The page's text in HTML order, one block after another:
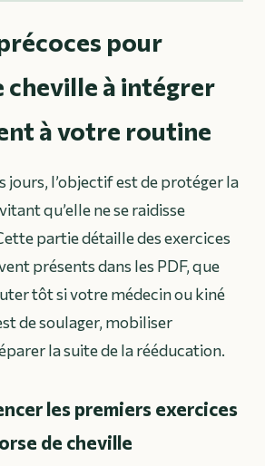
pour
cheville à intégrer
à votre routine
jours, l’objectif est de protéger la
qu’elle ne se raidisse
partie détaille des exercices
présents dans les PDF, que
tôt si votre médecin ou kiné
de soulager, mobiliser
la suite de la rééducation.
les premiers exercices
de cheville